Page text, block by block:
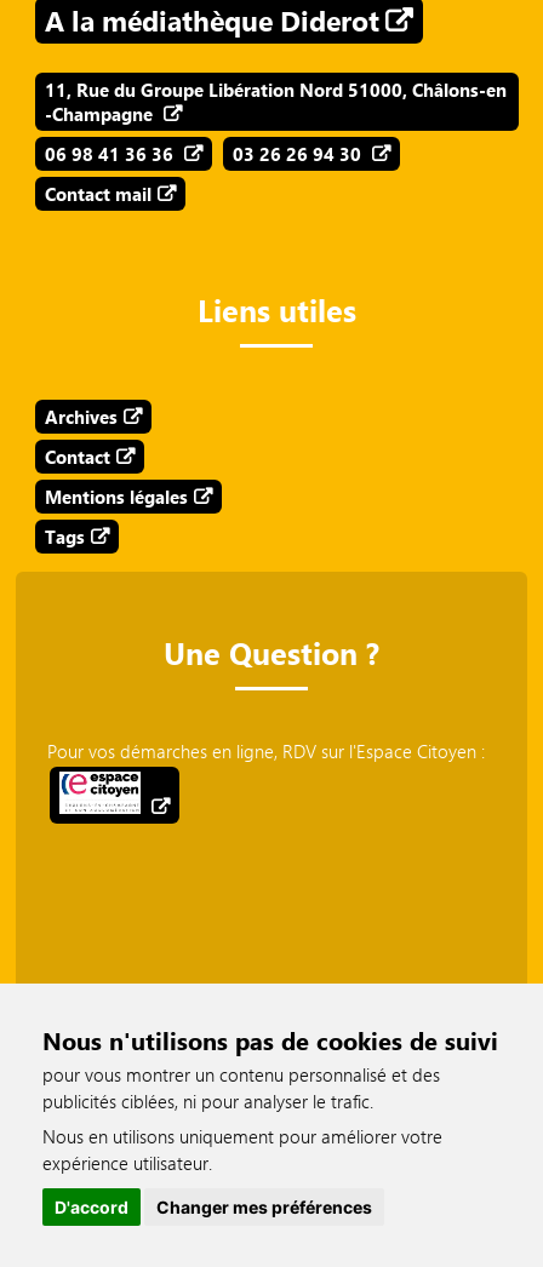
Nous n'utilisons pas de cookies de suivi
pour vous montrer un contenu personnalisé et des
publicités ciblées, ni pour analyser le trafic.
Nous en utilisons uniquement pour améliorer votre
expérience utilisateur.
D'accord Changer mes préférences
A la médiathèque Diderot
11, Rue du Groupe Libération Nord 51000, Châlons-en
-Champagne
06 98 41 36 36
03 26 26 94 30
Contact mail
Liens utiles
Archives
Contact
Mentions légales
Tags
Une Question ?
Pour vos démarches en ligne, RDV sur l'Espace Citoyen :
accessible